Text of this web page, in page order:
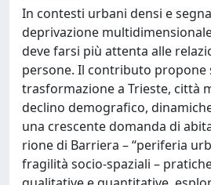
In contesti urbani densi e
deprivazione
deve farsi più attenta alle
persone. Il contributo propone
trasformazione a Trieste, città
declino demograﬁco,
una crescente domanda di
rione di Barriera – “periferia
fragilità socio-spaziali –